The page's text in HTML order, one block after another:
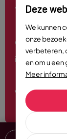
Deze
We kunnen
onze
verbeteren,
en om u
Meer
4701 PE
0165 - 55 44
Volg ons